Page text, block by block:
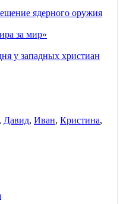
ядерного оружия
за мир»
у западных христиан
, Давид, Иван, Кристина,